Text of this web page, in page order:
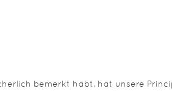
bemerkt habt, hat unsere